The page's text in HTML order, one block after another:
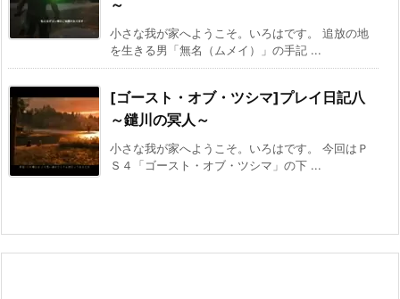
～
小さな我が家へようこそ。いろはです。 追放の地
を生きる男「無名（ムメイ）」の手記 ...
[ゴースト・オブ・ツシマ]プレイ日記八
～鑓川の冥人～
小さな我が家へようこそ。いろはです。 今回はＰ
Ｓ４「ゴースト・オブ・ツシマ」の下 ...